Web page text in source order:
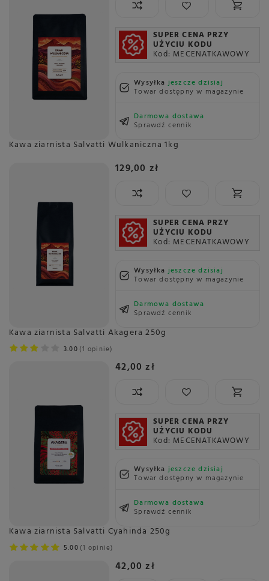
SUPER CENA PRZY
UŻYCIU KODU
Kod: MECENATKAWOWY
Wysyłkajeszcze dzisiaj
Towar dostępny w magazynie
Darmowa dostawa
Sprawdź cennik
Kawa ziarnista Salvatti Wulkaniczna 1kg
129,00 zł
SUPER CENA PRZY
UŻYCIU KODU
Kod: MECENATKAWOWY
Wysyłkajeszcze dzisiaj
Towar dostępny w magazynie
Darmowa dostawa
Sprawdź cennik
Kawa ziarnista Salvatti Akagera 250g
3.00 1 opinie
42,00 zł
SUPER CENA PRZY
UŻYCIU KODU
Kod: MECENATKAWOWY
Wysyłkajeszcze dzisiaj
Towar dostępny w magazynie
Darmowa dostawa
Sprawdź cennik
Kawa ziarnista Salvatti Cyahinda 250g
5.00 1 opinie
42,00 zł